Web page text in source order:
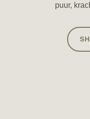
puur,